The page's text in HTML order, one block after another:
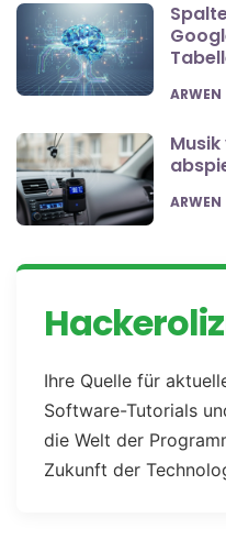
POSTED
ARWEN
POSTED
ARWEN
Ihre Quelle für
Software-Tutorials
die Welt der
Zukunft der